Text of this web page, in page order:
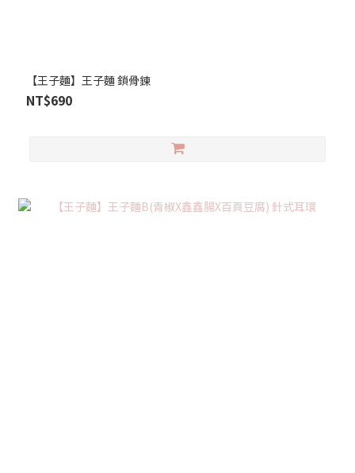
【王子麵】王子麵 鎖骨鍊
NT$690